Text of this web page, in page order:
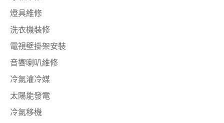
燈具維修
洗衣機裝修
電視壁掛架安裝
音響喇叭維修
冷氣灌冷媒
太陽能發電
冷氣移機